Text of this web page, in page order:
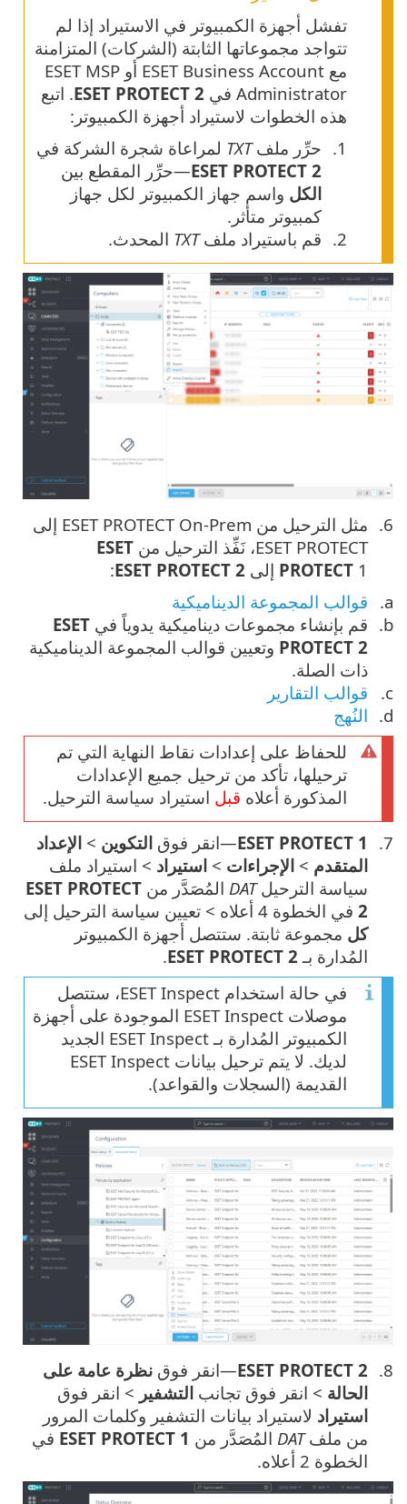
تفشل أجهزة الكمبيوتر في الاستيراد إذا لم
تتواجد مجموعاتها الثابتة (الشركات) المتزامنة
مع ESET Business Account أو ESET MSP
Administrator في
ESET PROTECT 2. اتبع
هذه الخطوات لاستيراد أجهزة الكمبيوتر:
حرِّر ملفTXT لمراعاة شجرة الشركة في
ESET PROTECT 2—حرِّر المقطع بين
الكل واسم جهاز الكمبيوتر لكل جهاز
كمبيوتر متأثر.
قم باستيراد ملفTXT المحدث.
مثل الترحيل من ESET PROTECT On-Prem إلى
ESET PROTECT، نَفِّذ الترحيل من
ESET
PROTECT 1 إلى ESET PROTECT 2
:
قوالب المجموعة الديناميكية
قم بإنشاء مجموعات ديناميكية يدوياً في ESET
PROTECT 2 وتعيين قوالب المجموعة الديناميكية
ذات الصلة.
قوالب التقارير
النُهج
للحفاظ على إعدادات نقاط النهاية التي تم
ترحيلها، تأكد من ترحيل جميع الإعدادات
المذكورة أعلاه قبل استيراد سياسة الترحيل.
ESET PROTECT 1—انقر فوق التكوين > الإعداد
المتقدم > الإجراءات > استيراد > استيراد ملف
سياسة الترحيلDAT المُصَدَّر من ESET PROTECT
2 في الخطوة 4 أعلاه > تعيين سياسة الترحيل إلى
كل مجموعة ثابتة. ستتصل أجهزة الكمبيوتر
المُدارة بـ ESET PROTECT 2
.
في حالة استخدام ESET Inspect، ستتصل
موصلات ESET Inspect الموجودة على أجهزة
الكمبيوتر المُدارة بـ ESET Inspect الجديد
لديك. لا يتم ترحيل بيانات ESET Inspect
القديمة (السجلات والقواعد).
ESET PROTECT 2—انقر فوق نظرة عامة على
الحالة > انقر فوق تجانب التشفير > انقر فوق
استيراد لاستيراد بيانات التشفير وكلمات المرور
من ملفDAT المُصَدَّر من ESET PROTECT 1 في
الخطوة 2 أعلاه.